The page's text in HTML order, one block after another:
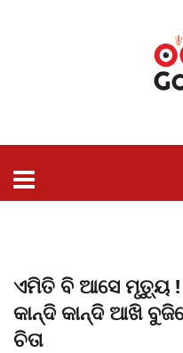
ଏମିତି ବି ଆସେ ମୃତ୍ୟୁ
କାନ୍ଦି କାନ୍ଦି ଆଖି
ଚିତା